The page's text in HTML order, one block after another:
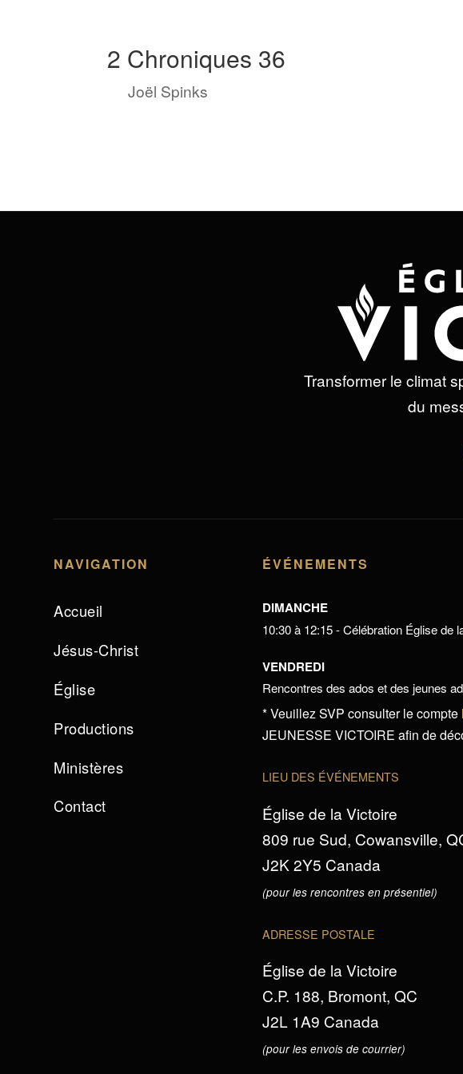
2 Chroniques 36
byJoël Spinks
Transformer le climat
du
NAVIGATION
Accueil
Jésus-Christ
Église
Productions
Ministères
Contact
ÉVÉNEMENTS
DIMANCHE
10:30 à 12:15 - Célébration Église de
VENDREDI
Rencontres des ados et des jeunes
* Veuillez SVP consulter le compte
JEUNESSE VICTOIRE afin de
LIEU DES ÉVÉNEMENTS
Église de la Victoire
809 rue Sud, Cowansville,
J2K 2Y5 Canada
(pour les rencontres en présentiel)
ADRESSE POSTALE
Église de la Victoire
C.P. 188, Bromont, QC
J2L 1A9 Canada
(pour les envois de courrier)